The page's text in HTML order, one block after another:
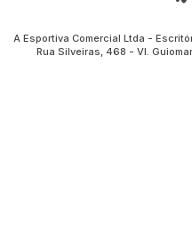
A Esportiva Comercial Ltda -
Rua Silveiras, 468 - Vl.